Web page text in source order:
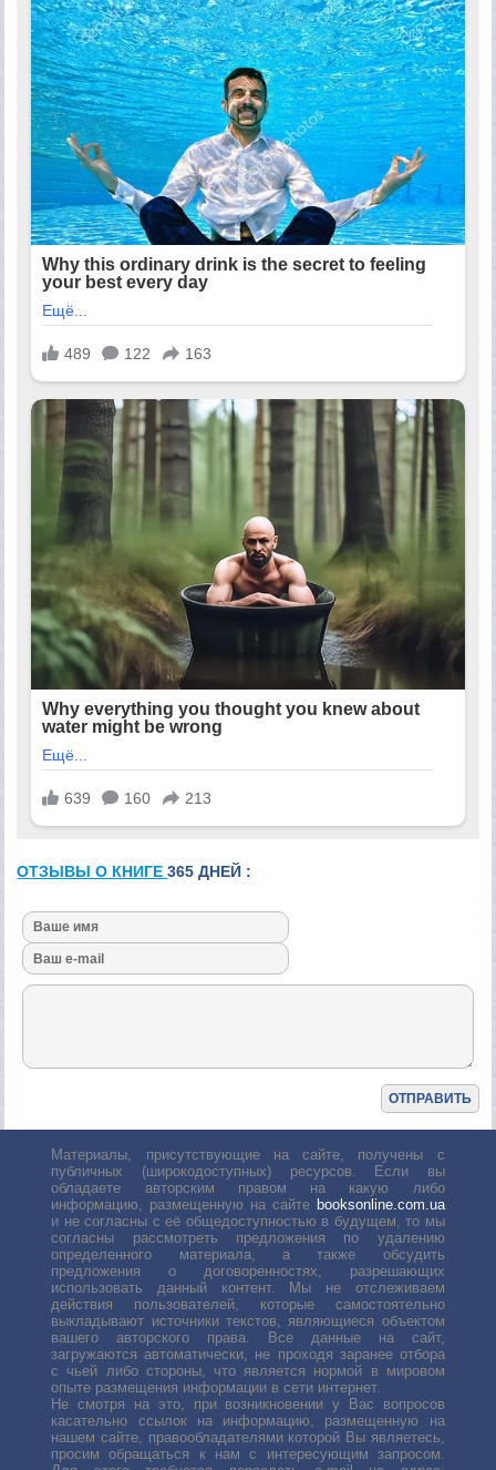
ОТЗЫВЫ О КНИГЕ365 ДНЕЙ :
Материалы, присутствующие на сайте, получены с
публичных (широкодоступных) ресурсов. Если вы
обладаете авторским правом на какую либо
информацию, размещенную на сайте booksonline.com.ua
и не согласны с её общедоступностью в будущем, то мы
согласны рассмотреть предложения по удалению
определенного материала, а также обсудить
предложения о договоренностях, разрешающих
использовать данный контент. Мы не отслеживаем
действия пользователей, которые самостоятельно
выкладывают источники текстов, являющиеся объектом
вашего авторского права. Все данные на сайт,
загружаются автоматически, не проходя заранее отбора
с чьей либо стороны, что является нормой в мировом
опыте размещения информации в сети интернет.
Не смотря на это, при возникновении у Вас вопросов
касательно ссылок на информацию, размещенную на
нашем сайте, правообладателями которой Вы являетесь,
просим обращаться к нам с интересующим запросом.